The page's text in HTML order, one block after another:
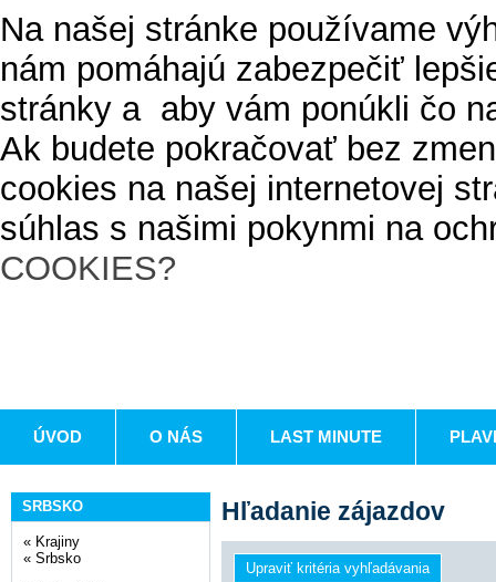
Na našej stránke používame
nám pomáhajú zabezpečiť
stránky a aby vám ponúkli čo
Ak budete pokračovať bez
cookies na našej internetovej
súhlas s našimi pokynmi na
COOKIES?
ÚVOD O NÁS LAST MINUTE
SRBSKO
« Krajiny
« Srbsko
Hľadanie zájazdov